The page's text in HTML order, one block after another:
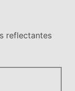
reflectantes